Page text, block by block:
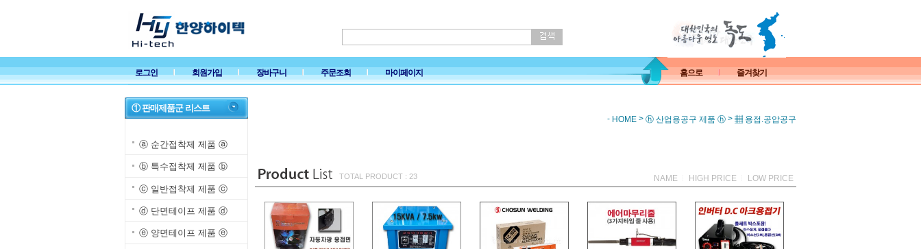
로그인 회원가입 장바구니 주문조회 마이페이지 홈으로 즐겨찾기
① 판매제품군 리스트
ⓐ 순간접착제 제품 ⓐ
ⓑ 특수접착제 제품 ⓑ
ⓒ 일반접착제 제품 ⓒ
ⓓ 단면테이프 제품 ⓓ
ⓔ 양면테이프 제품 ⓔ
- HOME > ⓗ 산업용공구 제품 ⓗ > ▦ 용접.공압공구
TOTAL PRODUCT : 23 NAME HIGH PRICE LOW PRICE